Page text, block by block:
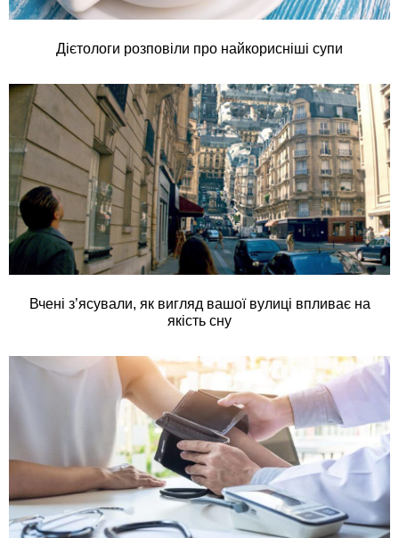
Дієтологи розповіли про найкорисніші супи
Вчені з’ясували, як вигляд вашої вулиці впливає на
якість сну